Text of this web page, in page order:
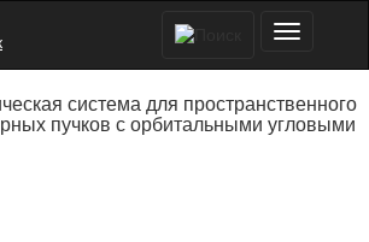
система для пространственного
пучков с орбитальными угловыми